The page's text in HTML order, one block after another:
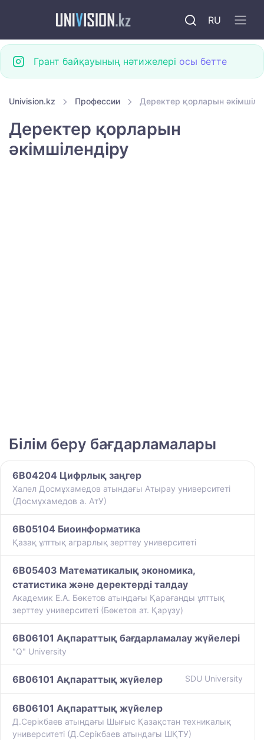
RU
Грант байқауының нәтижелері осы бетте
Univision.kz Профессии Деректер қорларын
Деректер қорларын
әкімшілендіру
Білім беру бағдарламалары
6B04204 Цифрлық заңгер
Халел Досмұхамедов атындағы Атырау университеті
(Досмұхамедов а. АтУ)
6B05104 Биоинформатика
Қазақ ұлттық аграрлық зерттеу университеті
6B05403 Математикалық экономика,
статистика және деректерді талдау
Академик Е.А. Бөкетов атындағы Қарағанды ұлттық
зерттеу университеті (Бөкетов ат. Қарұзу)
6B06101 Ақпараттық бағдарламалау жүйелері
"Q" University
6B06101 Ақпараттық жүйелер SDU University
6B06101 Ақпараттық жүйелер
Д.Серікбаев атындағы Шығыс Қазақстан техникалық
университеті (Д.Серікбаев атындағы ШҚТУ)